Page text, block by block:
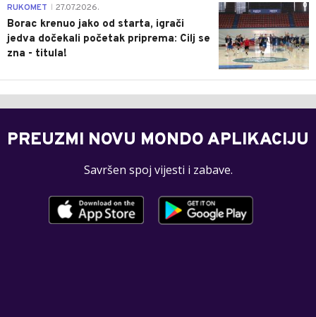
0
RUKOMET 27.07.2026.
Borac krenuo jako od starta, igrači
jedva dočekali početak priprema: Cilj se
zna - titula!
PREUZMI NOVU MONDO APLIKACIJU
Savršen spoj vijesti i zabave.